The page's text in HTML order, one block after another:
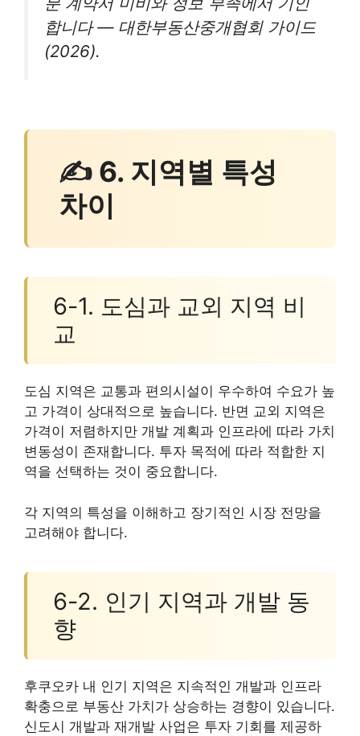
합니다 — 대한부동산중개협회 가이드
(2026).
✍ 6. 지역별 특성
차이
6-1. 도심과 교외 지역 비
교
도심 지역은 교통과 편의시설이 우수하여 수요가 높
고 가격이 상대적으로 높습니다. 반면 교외 지역은
가격이 저렴하지만 개발 계획과 인프라에 따라 가치
변동성이 존재합니다. 투자 목적에 따라 적합한 지
역을 선택하는 것이 중요합니다.
각 지역의 특성을 이해하고 장기적인 시장 전망을
고려해야 합니다.
6-2. 인기 지역과 개발 동
향
후쿠오카 내 인기 지역은 지속적인 개발과 인프라
확충으로 부동산 가치가 상승하는 경향이 있습니다.
신도시 개발과 재개발 사업은 투자 기회를 제공하